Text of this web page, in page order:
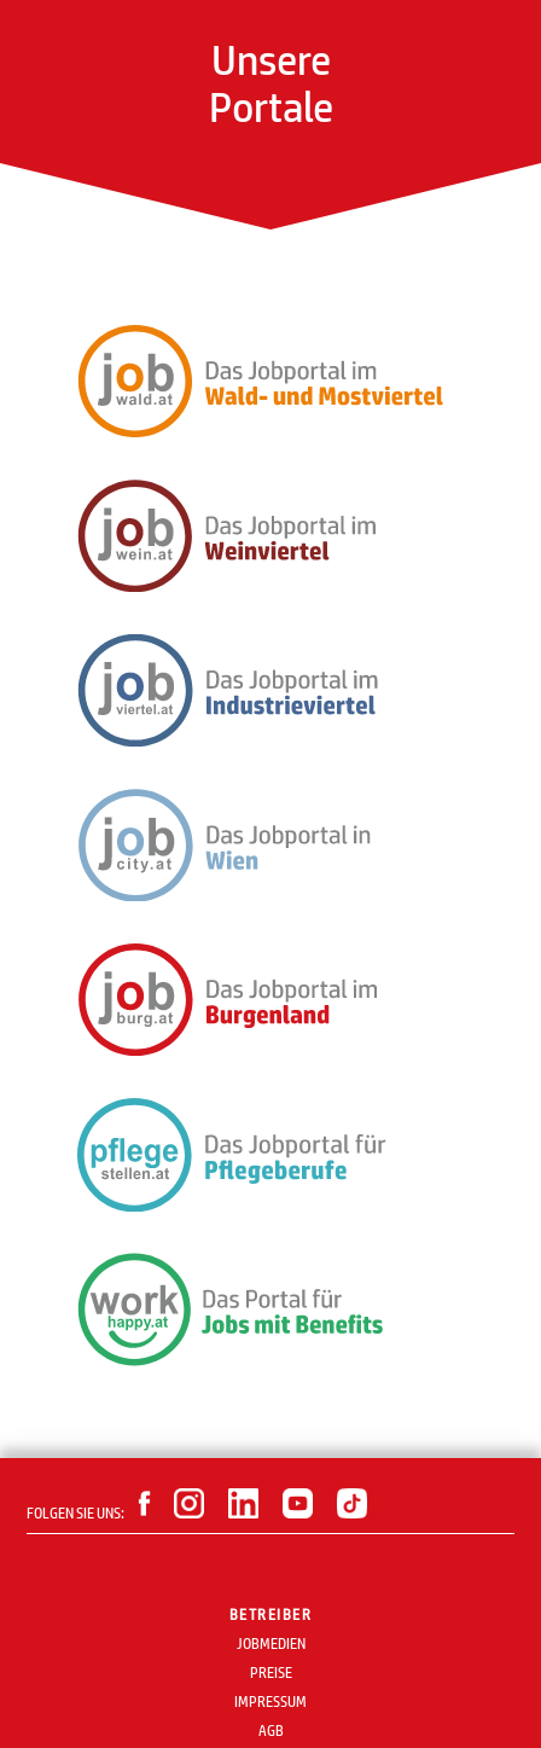
Unsere
Portale
FOLGEN SIE UNS:
BETREIBER
JOBMEDIEN
PREISE
IMPRESSUM
AGB